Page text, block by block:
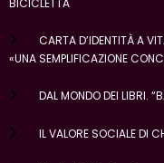
BICICLETTA
CARTA D’IDENTITÀ A
«UNA SEMPLIFICAZIONE
DAL MONDO DEI LIBRI.
IL VALORE SOCIALE DI